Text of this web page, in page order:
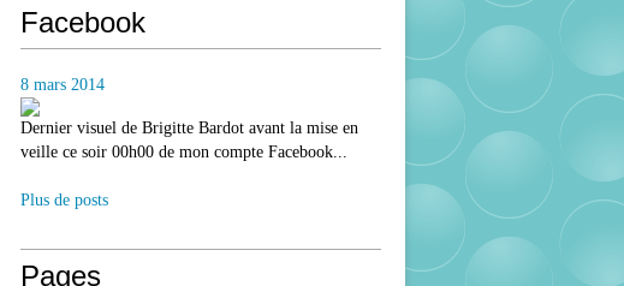
Facebook
8 mars 2014
Dernier visuel de Brigitte Bardot avant la mise en
veille ce soir 00h00 de mon compte Facebook...
Plus de posts
Pages